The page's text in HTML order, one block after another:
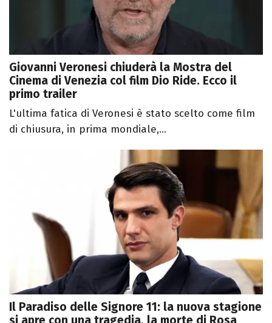
Giovanni Veronesi chiuderà la Mostra del
Cinema di Venezia col film Dio Ride. Ecco il
primo trailer
L'ultima fatica di Veronesi è stato scelto come film
di chiusura, in prima mondiale,...
Il Paradiso delle Signore 11: la nuova stagione